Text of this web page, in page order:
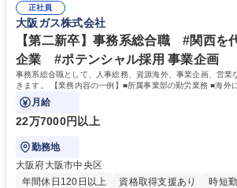
実行/フィールドセールスへの案件連携 募集職種 ★【未経験歓迎】AIで製
造業の未来を変えるインサイドセールス
企画・実行経験 ・CRM・リードナーチャリングに
もとに営業プロセスを改善した経験 学歴・資格 学歴：大学院 大学 高専 短
大 専修学校 高校 語学力： 資格：
正社員
大阪ガス株式会社
【第二新卒】事務系総合職 #関西を
企業 #ポテンシャル採用 事業企画
事務系総合職として、人事総務、資源海外、事業企画、営業
きます。 【業務内容の一例】■所属事業部の勤労業務 ■海外
門の企画スタッフ、ルート営業
月給
22万7000円以上
勤務地
大阪府大阪市中央区
年間休日120日以上
資格取得支援あり 時短